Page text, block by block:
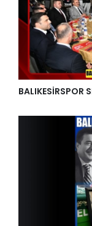
BALIKESİRSPOR